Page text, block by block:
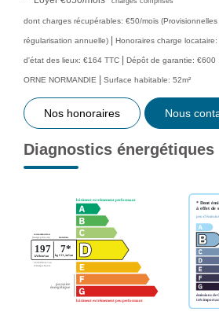
dont charges récupérables: €50/mois
régularisation annuelle) | Honoraires charge
d'état des lieux: €164 TTC | Dépôt de garantie: €600
ORNE NORMANDIE | Surface habitable: 52m²
Nos honoraires Nous
Diagnostics énergétiques